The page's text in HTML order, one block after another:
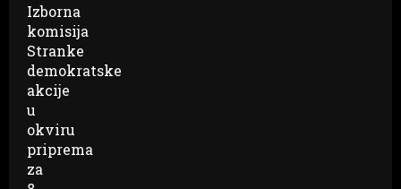
Izborna
komisija
Stranke
demokratske
akcije
u
okviru
priprema
za